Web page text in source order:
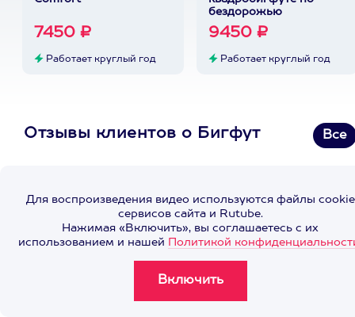
7450 ₽
Работает круглый год
бездорожью
9450 ₽
Работает круглый год
Отзывы клиентов о Бигфут Все
Для воспроизведения видео используются файлы cookie
сервисов сайта и Rutube.
Нажимая «Включить», вы соглашаетесь с их
использованием и нашей Политикой